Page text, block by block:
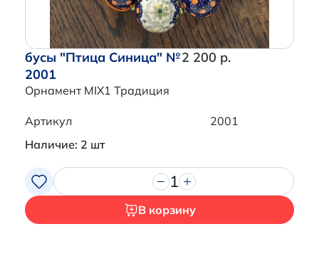
бусы "Птица Синица" №
2001
Орнамент MIX1 Традиция
2 200 р.
Артикул
2001
Наличие: 2 шт
1
В корзину